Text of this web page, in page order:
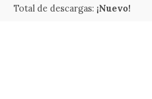
Total de descargas: ¡Nuevo!